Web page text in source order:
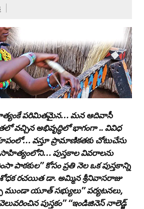
పరిమితమైన… మన ఆదివాసీ
వచ్చిన అభివృద్ధిలో భాగంగా .. వివిధ
వస్తూ ప్రామాణికతకు చోటుచేసు
సాహిత్యంలోని… పుస్తకాల వివరాలను
పాఠకుల’’ కోసం ప్రతి నెల ఒక పుస్తకాన్ని
రచయిత డా. అమ్మిన శ్రీనివాసరాజు
ముండా యూత్‌ సభ్యులు’’ పర్యటనలు,
పుస్తకం’’ ‘‘ఇండిజినెస్‌ నాలెడ్జ్‌